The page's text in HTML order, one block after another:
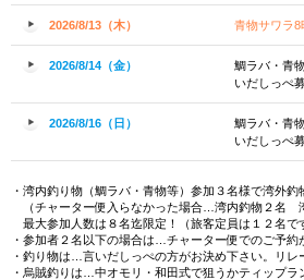
2026/8/13（木） 青物サワラ8
2026/8/14（金）
鯛ラバ・青
いだしっぺ
2026/8/16（日）
鯛ラバ・青
いだしっぺ
・湾内釣り物（鯛ラバ・青物等）参加３名様で湾外
（チャーター便入らなかった場合…湾内釣物２名
最大参加人数は８名迄限定！（旅客定員は１２名
・参加者２名以下の場合は…チャーター便でのご予
・釣り物は…言いだしっぺの方がお決め下さい。リレ
・烏賊釣りは…中オモリ・和田式で狙うかティップ